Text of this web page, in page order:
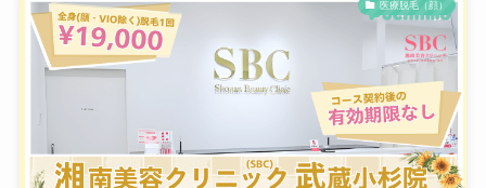
医療脱毛（顔）